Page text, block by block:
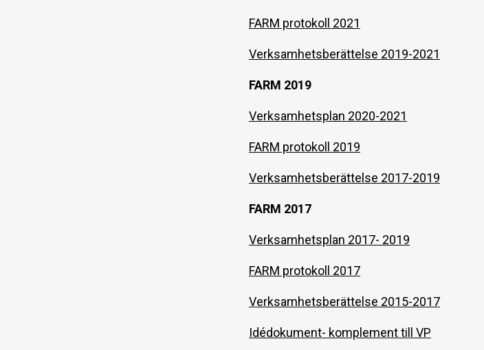
FARM protokoll 2021
Verksamhetsberättelse 2019-2021
FARM 2019
Verksamhetsplan 2020-2021
FARM protokoll 2019
Verksamhetsberättelse 2017-2019
FARM 2017
Verksamhetsplan 2017- 2019
FARM protokoll 2017
Verksamhetsberättelse 2015-2017
Idédokument- komplement till VP